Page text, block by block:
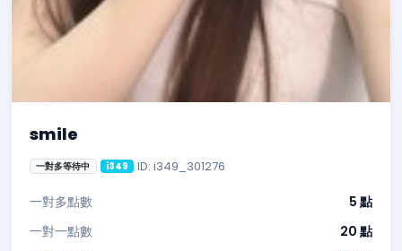
smile
一對多等待中 i349 ID: i349_301276
一對多點數
5 點
一對一點數
20 點